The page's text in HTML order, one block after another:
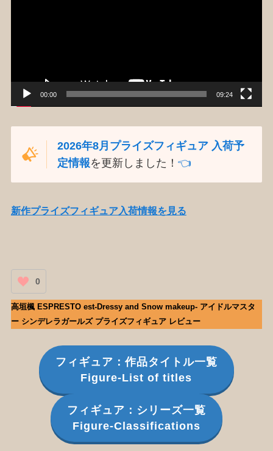
00:00 09:24
2026年8月プライズフィギュア 入荷予
定情報を更新しました！👈️
新作プライズフィギュア入荷情報を見る
0
高垣楓 ESPRESTO est-Dressy and Snow makeup- アイドルマスタ
ー シンデレラガールズ プライズフィギュア レビュー
フィギュア：作品タイトル一覧
Figure-List of titles
フィギュア：シリーズ一覧
Figure-Classifications